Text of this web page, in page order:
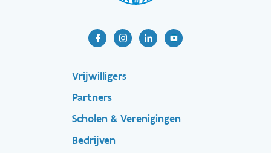
Footer-
menu
Vrijwilligers
Partners
Scholen & Verenigingen
Bedrijven